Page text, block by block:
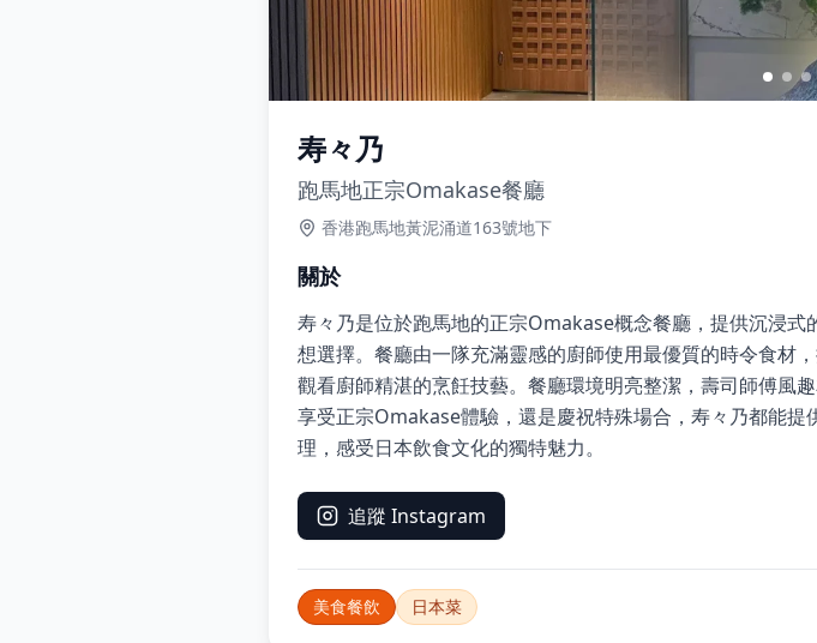
寿々乃
跑馬地正宗Omakase餐廳
香港跑馬地黃泥涌道163號地下
關於
寿々乃是位於跑馬地的正宗Omakase概念餐廳，提供沉浸
想選擇。餐廳由一隊充滿靈感的廚師使用最優質的時令食材
觀看廚師精湛的烹飪技藝。餐廳環境明亮整潔，壽司師傅風
享受正宗Omakase體驗，還是慶祝特殊場合，寿々乃都能
理，感受日本飲食文化的獨特魅力。
追蹤 Instagram
美食餐飲 日本菜